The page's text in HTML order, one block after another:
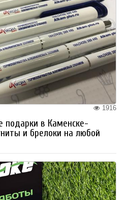
1916
подарки в Каменске-
и брелоки на любой